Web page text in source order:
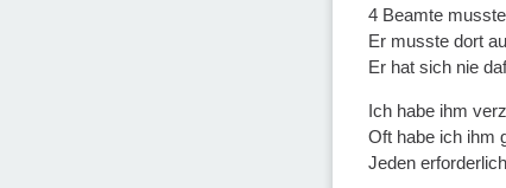
4 Beamte
Er musste dort
Er hat sich nie
Ich habe ihm
Oft habe ich ihm
Jeden